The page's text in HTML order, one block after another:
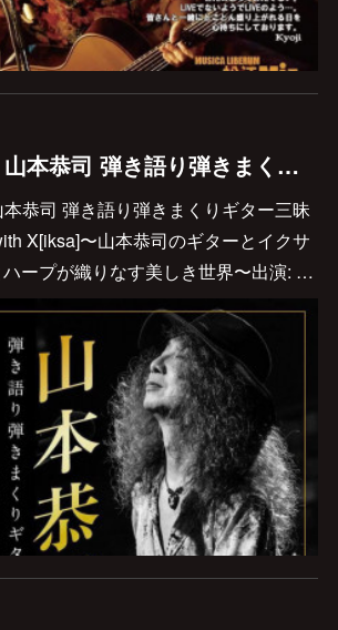
2023/3/12(日) 山本恭司 弾き語り弾きまくりギター三昧 松江スペシャル with X[iksa]開催されます♪
恭司 弾き語り弾きまくりギター三昧
X[iksa]〜山本恭司のギターとイクサ
ープが織りなす美しき世界〜出演: …